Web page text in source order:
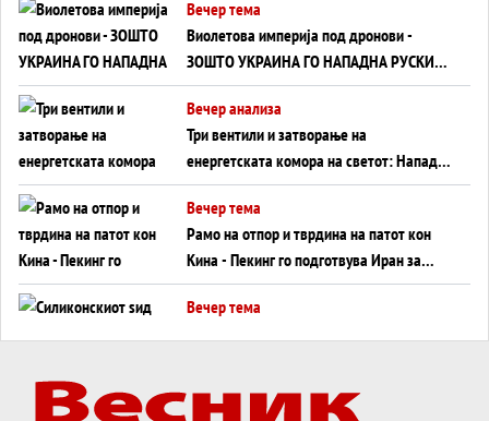
Вечер тема
Виолетова империја под дронови -
ЗОШТО УКРАИНА ГО НАПАДНА РУСКИОТ
WILDBERRIES
Вечер анализа
Три вентили и затворање на
енергетската комора на светот: Нападот
во Суец најавува глобален енергетски
инфаркт?
Вечер тема
Рамо на отпор и тврдина на патот кон
Кина - Пекинг го подготвува Иран за
американска копнена инвазија
Вечер тема
Вечер тема